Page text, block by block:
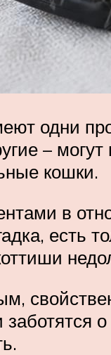
одни
–
кошки.
в
есть